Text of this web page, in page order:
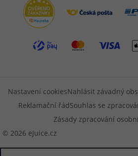
© 2026 eJuice.cz
Nastavení cookiesNahlásit závadný
Reklamační řádSouhlas se
Zásady zpracování